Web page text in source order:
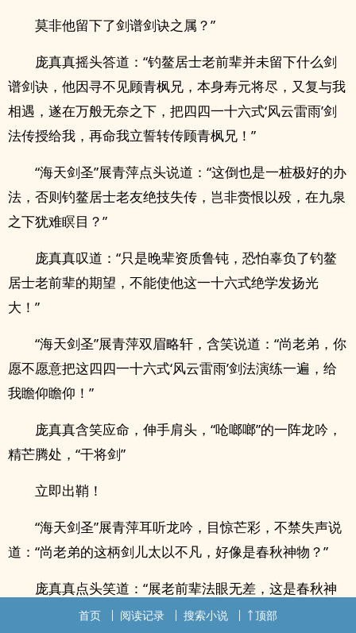
莫非他留下了剑谱剑诀之属？”
庞真真摇头答道：“钓鳌居士老前辈并未留下什么剑
谱剑诀，他因寻不见顾青枫兄，本身寿元将尽，又复与我
相遇，遂在万般无奈之下，把四四一十六式‘风云雷雨’剑
法传授给我，再命我立誓转传顾青枫兄！”
“海天剑圣”展青萍点头说道：“这倒也是一桩极好的办
法，否则钓鳌居士老友绝技失传，岂非赍恨以殁，在九泉
之下犹难瞑目？”
庞真真叹道：“只是晚辈资质鲁钝，恐怕辜负了钓鳌
居士老前辈的期望，不能使他这一十六式绝学发扬光
大！”
“海天剑圣”展青萍双眉略轩，含笑说道：“尚老弟，你
愿不愿意把这四四一十六式‘风云雷雨’剑法演练一遍，给
我瞻仰瞻仰！”
庞真真含笑应命，伸手肩头，“呛啷啷”的一阵龙吟，
精芒腾处，“干将剑”
立即出鞘！
“海天剑圣”展青萍耳听龙吟，目惊芒彩，不禁失声说
道：“尚老弟的这柄剑儿太以不凡，好像是春秋神物？”
庞真真点头笑道：“展老前辈法眼无差，这是春秋神
物‘干将剑’！”首页 阅读记录 搜索小说 顶部